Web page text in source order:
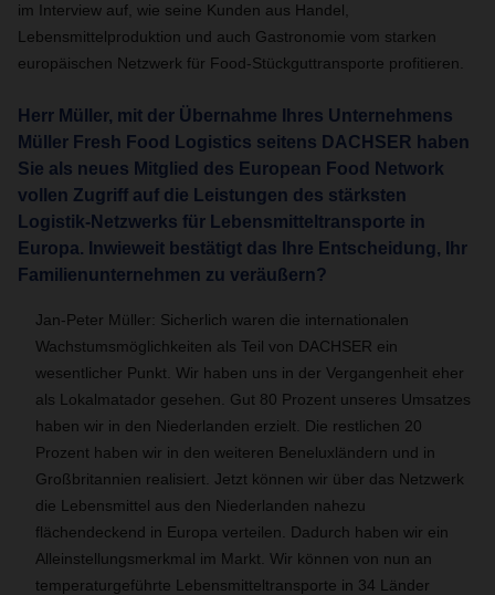
im Interview auf, wie seine Kunden aus Handel,
Lebensmittelproduktion und auch Gastronomie vom starken
europäischen Netzwerk für Food-Stückguttransporte profitieren.
Herr Müller, mit der Übernahme Ihres Unternehmens
Müller Fresh Food Logistics seitens DACHSER haben
Sie als neues Mitglied des European Food Network
vollen Zugriff auf die Leistungen des stärksten
Logistik-Netzwerks für Lebensmitteltransporte in
Europa. Inwieweit bestätigt das Ihre Entscheidung, Ihr
Familienunternehmen zu veräußern?
Jan-Peter Müller: Sicherlich waren die internationalen
Wachstumsmöglichkeiten als Teil von DACHSER ein
wesentlicher Punkt. Wir haben uns in der Vergangenheit eher
als Lokalmatador gesehen. Gut 80 Prozent unseres Umsatzes
haben wir in den Niederlanden erzielt. Die restlichen 20
Prozent haben wir in den weiteren Beneluxländern und in
Großbritannien realisiert. Jetzt können wir über das Netzwerk
die Lebensmittel aus den Niederlanden nahezu
flächendeckend in Europa verteilen. Dadurch haben wir ein
Alleinstellungsmerkmal im Markt. Wir können von nun an
temperaturgeführte Lebensmitteltransporte in 34 Länder